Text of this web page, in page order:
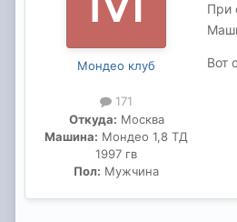
Мондео клуб
171
Откуда: Москва
Машина: Мондео 1,8 ТД
1997 гв
Пол: Мужчина
При
Вот